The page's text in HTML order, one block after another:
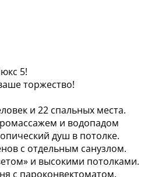
5!
торжество!
и 22 спальных места.
и водопадом
душ в потолке.
с отдельным санузлом.
и высокими потолками.
с пароконвектоматом.